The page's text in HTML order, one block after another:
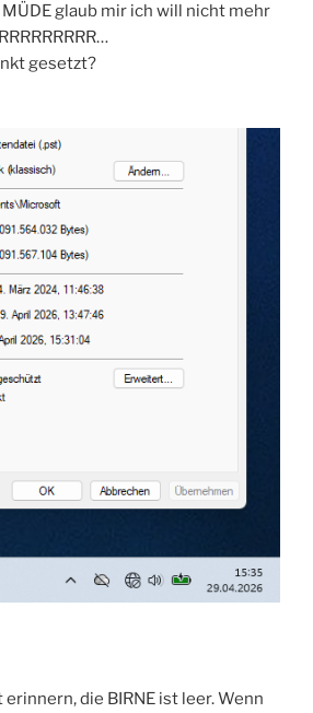
glaub mir ich will nicht mehr
gesetzt?
die BIRNE ist leer. Wenn